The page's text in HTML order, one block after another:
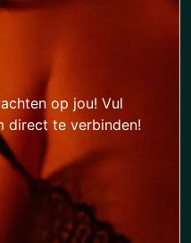
op jou! Vul
direct te verbinden!